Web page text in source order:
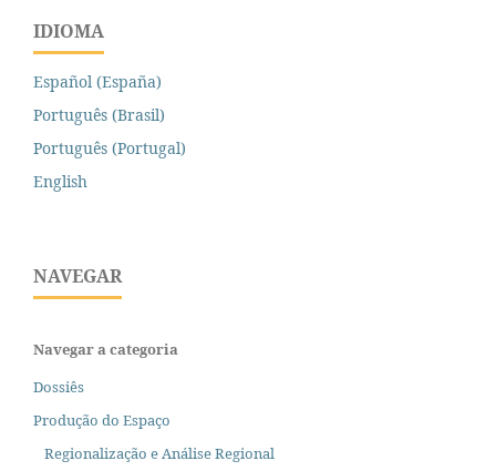
IDIOMA
Español (España)
Português (Brasil)
Português (Portugal)
English
NAVEGAR
Navegar a categoria
Dossiês
Produção do Espaço
Regionalização e Análise Regional